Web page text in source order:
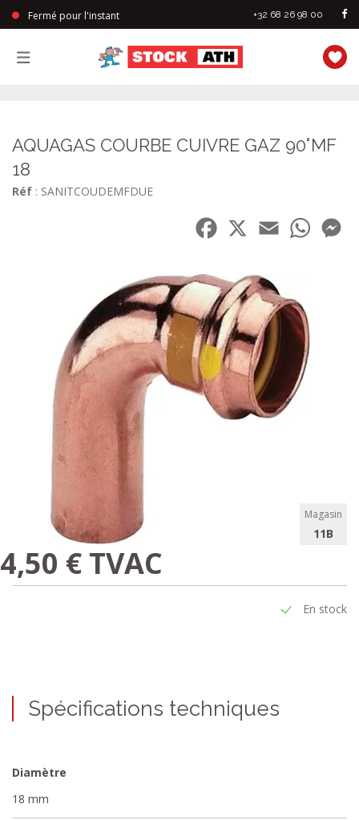
Fermé pour l'instant +32 68 26 98 00
AQUAGAS COURBE CUIVRE GAZ 90°MF
18
Réf : SANITCOUDEMFDUE
Facebook
Email
Magasin
11B
4,50 € TVAC
En stock
Spécifications techniques
Diamètre
18 mm